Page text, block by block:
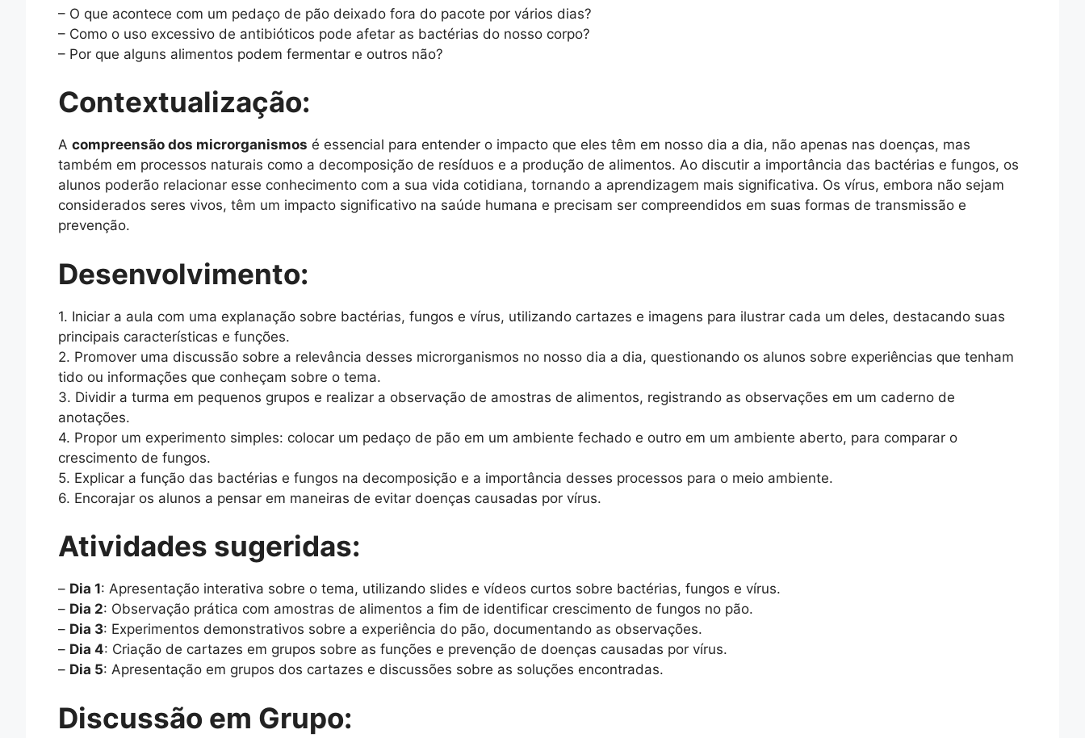
– O que acontece com um pedaço de pão deixado fora do pacote por vários dias?
– Como o uso excessivo de antibióticos pode afetar as bactérias do nosso corpo?
– Por que alguns alimentos podem fermentar e outros não?
Contextualização:
A compreensão dos microrganismos é essencial para entender o impacto que eles têm em nosso dia a dia, não apenas nas doenças, mas
também em processos naturais como a decomposição de resíduos e a produção de alimentos. Ao discutir a importância das bactérias e fungos, os
alunos poderão relacionar esse conhecimento com a sua vida cotidiana, tornando a aprendizagem mais significativa. Os vírus, embora não sejam
considerados seres vivos, têm um impacto significativo na saúde humana e precisam ser compreendidos em suas formas de transmissão e
prevenção.
Desenvolvimento:
1. Iniciar a aula com uma explanação sobre bactérias, fungos e vírus, utilizando cartazes e imagens para ilustrar cada um deles, destacando suas
principais características e funções.
2. Promover uma discussão sobre a relevância desses microrganismos no nosso dia a dia, questionando os alunos sobre experiências que tenham
tido ou informações que conheçam sobre o tema.
3. Dividir a turma em pequenos grupos e realizar a observação de amostras de alimentos, registrando as observações em um caderno de
anotações.
4. Propor um experimento simples: colocar um pedaço de pão em um ambiente fechado e outro em um ambiente aberto, para comparar o
crescimento de fungos.
5. Explicar a função das bactérias e fungos na decomposição e a importância desses processos para o meio ambiente.
6. Encorajar os alunos a pensar em maneiras de evitar doenças causadas por vírus.
Atividades sugeridas:
– Dia 1: Apresentação interativa sobre o tema, utilizando slides e vídeos curtos sobre bactérias, fungos e vírus.
– Dia 2: Observação prática com amostras de alimentos a fim de identificar crescimento de fungos no pão.
– Dia 3: Experimentos demonstrativos sobre a experiência do pão, documentando as observações.
– Dia 4: Criação de cartazes em grupos sobre as funções e prevenção de doenças causadas por vírus.
– Dia 5: Apresentação em grupos dos cartazes e discussões sobre as soluções encontradas.
Discussão em Grupo: